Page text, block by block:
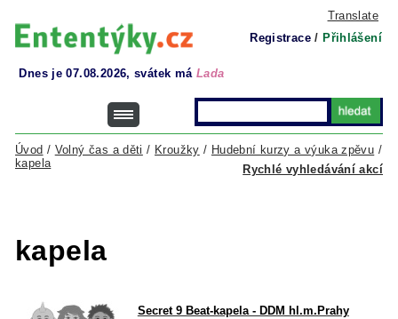
Translate
Registrace / Přihlášení
Dnes je 07.08.2026, svátek má Lada
Rychlé vyhledávání akcí
Úvod / Volný čas a děti / Kroužky / Hudební kurzy a výuka zpěvu /
kapela
kapela
Secret 9 Beat-kapela - DDM hl.m.Prahy